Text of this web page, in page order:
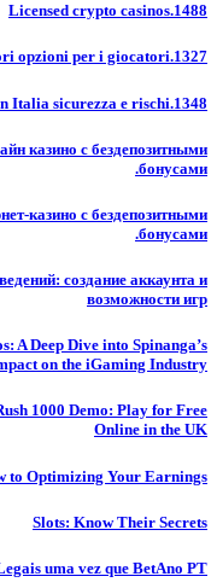
Licensed crypto casinos.1488
opzioni per i giocatori.1327
Italia sicurezza e rischi.1348
казино с бездепозитными
бонусами.
казино с бездепозитными
бонусами.
создание аккаунта и
возможности игр
A Deep Dive into Spinanga’s
on the iGaming Industry
1000 Demo: Play for Free
Online in the UK
to Optimizing Your Earnings
Slots: Know Their Secrets
uma vez que BetAno PT